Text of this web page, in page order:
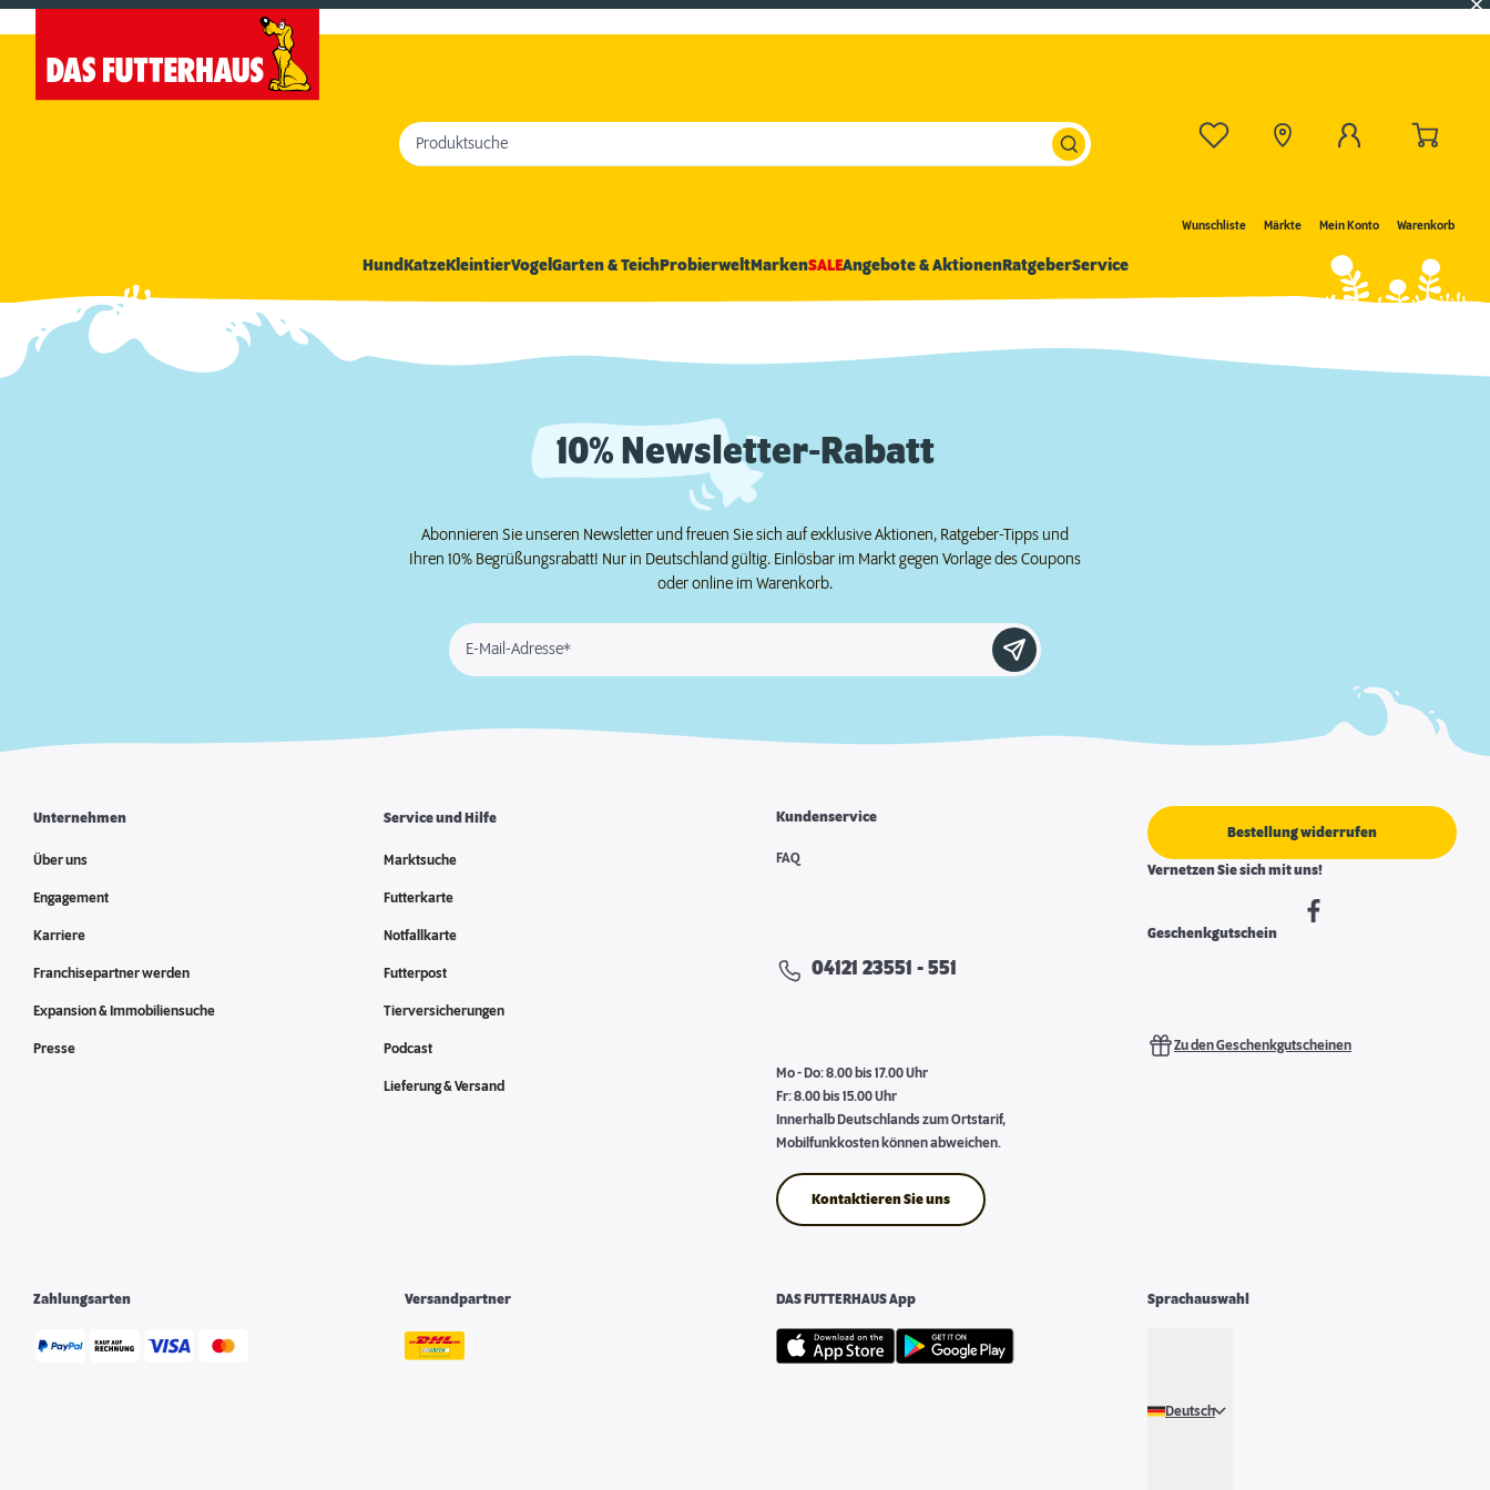
Wunschliste Märkte Mein Konto Warenkorb
Produktsuche
HundKatzeKleintierVogel Garten & TeichProbierweltMarkenSALEAngebote & AktionenRatgeberService
10% Newsletter-Rabatt
Abonnieren Sie unseren Newsletter und freuen Sie sich auf exklusive Aktionen, Ratgeber-Tipps und
Ihren 10% Begrüßungsrabatt! Nur in Deutschland gültig. Einlösbar im Markt gegen Vorlage des Coupons
oder online im Warenkorb.
E-Mail-Adresse*
Unternehmen
Über uns
Engagement
Karriere
Franchisepartner werden
Expansion & Immobiliensuche
Presse
Service und Hilfe
Marktsuche
Futterkarte
Notfallkarte
Futterpost
Tierversicherungen
Podcast
Lieferung & Versand
Kundenservice
FAQ
04121 23551 - 551
Mo - Do: 8.00 bis 17.00 Uhr
Fr: 8.00 bis 15.00 Uhr
Innerhalb Deutschlands zum Ortstarif,
Mobilfunkkosten können abweichen.
Kontaktieren Sie uns
Bestellung widerrufen
Vernetzen Sie sich mit uns!
Geschenkgutschein
Zu den Geschenkgutscheinen
Zahlungsarten Versandpartner DAS FUTTERHAUS App Sprachauswahl
Deutsch